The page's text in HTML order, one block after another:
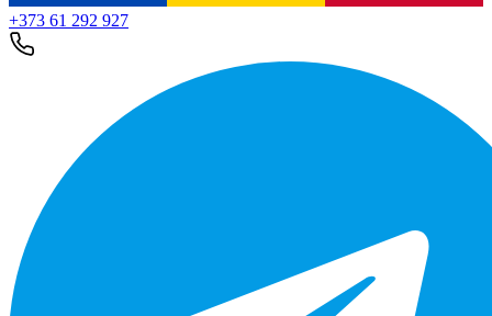
+373 61 292 927